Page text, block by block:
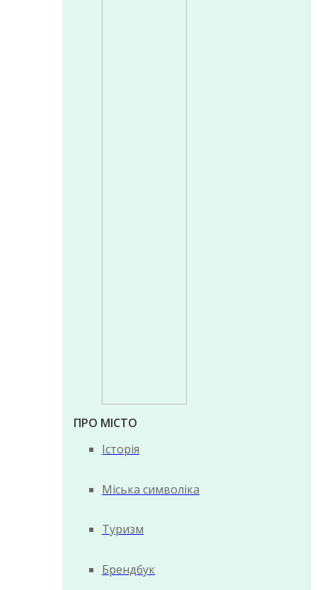
ПРО МІСТО
Історія
Міська символіка
Туризм
Брендбук